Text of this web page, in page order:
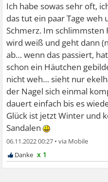
Ich habe sowas sehr oft,
das tut ein paar Tage weh
Schmerz. Im schlimmsten
wird weiß und geht dann
ab… wenn das passiert,
schon ein Häutchen
nicht weh… sieht nur
der Nagel sich einmal
dauert einfach bis es
Glück ist jetzt Winter und
Sandalen
06.11.2022 00:27 •
x 1